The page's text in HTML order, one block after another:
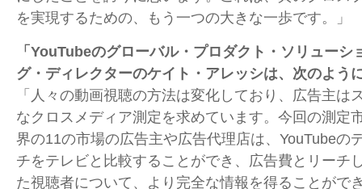
を実現するための、もう一つの大きな一歩です。」
「 YouTubeのグローバル・プロダクト・ソリューシ
グ・ディレクターのケイト・アレッシは、次のよう
「人々の動画視聴の方法は変化しており、広告主は
なクロスメディア測定を求めています。今回の測定
界の11の市場の広告主や広告代理店は、 YouTubeの
チをテレビと比較することができ、広告費とリーチ
た視聴者について、より完全な情報を得ることがで